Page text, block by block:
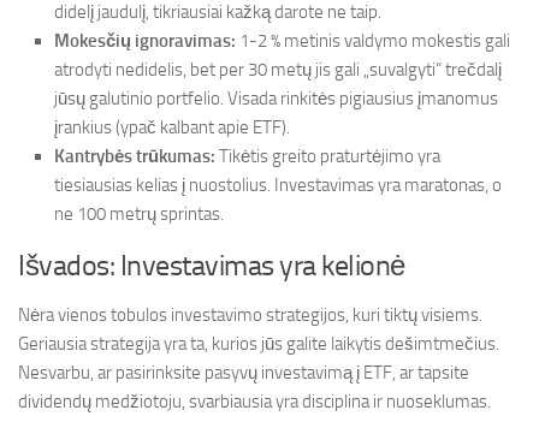
didelį jaudulį, tikriausiai kažką darote ne taip.
Mokesčių ignoravimas: 1-2 % metinis valdymo mokestis gali
atrodyti nedidelis, bet per 30 metų jis gali „suvalgyti“ trečdalį
jūsų galutinio portfelio. Visada rinkitės pigiausius įmanomus
įrankius (ypač kalbant apie ETF).
Kantrybės trūkumas: Tikėtis greito praturtėjimo yra
tiesiausias kelias į nuostolius. Investavimas yra maratonas, o
ne 100 metrų sprintas.
Išvados: Investavimas yra kelionė
Nėra vienos tobulos investavimo strategijos, kuri tiktų visiems.
Geriausia strategija yra ta, kurios jūs galite laikytis dešimtmečius.
Nesvarbu, ar pasirinksite pasyvų investavimą į ETF, ar tapsite
dividendų medžiotoju, svarbiausia yra disciplina ir nuoseklumas.